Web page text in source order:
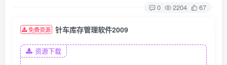
0 2204 67
免费资源 针车库存管理软件2009
资源下载